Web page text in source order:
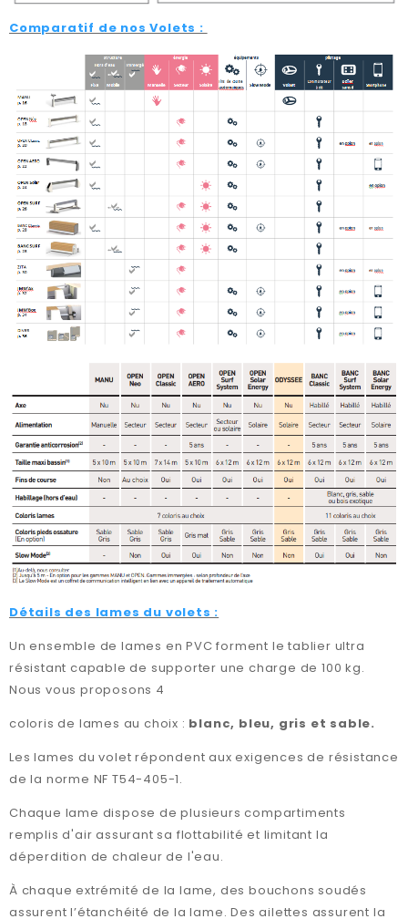
Comparatif de nos Volets :
Détails des lames du volets :
Un ensemble de lames en PVC forment le tablier ultra
résistant capable de supporter une charge de 100 kg.
Nous vous proposons 4
coloris de lames au choix : blanc, bleu, gris et sable.
Les lames du volet répondent aux exigences de résistance
de la norme NF T54-405-1.
Chaque lame dispose de plusieurs compartiments
remplis d'air assurant sa flottabilité et limitant la
déperdition de chaleur de l'eau.
À chaque extrémité de la lame, des bouchons soudés
assurent l’étanchéité de la lame. Des ailettes assurent la